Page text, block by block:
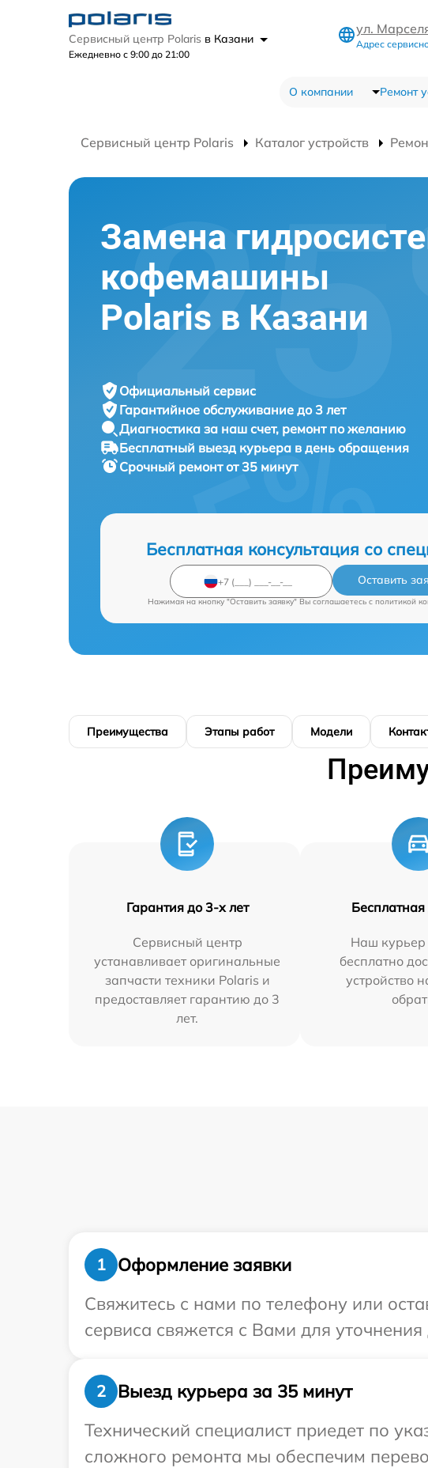
Сервисный центр Polaris в Казани
Ежедневно с 9:00 до 21:00
ул.
Адрес
О компании Ремонт
Сервисный центр Polaris Каталог устройств
Замена
кофемашины
Polaris в Казани
Официальный сервис
Гарантийное обслуживание до 3 лет
Диагностика за наш счет, ремонт по желанию
Бесплатный выезд курьера в день обращения
Срочный ремонтот 35 минут
Бесплатная консультация со
Оставить
Нажимая на кнопку "Оставить заявку" Вы соглашаетесь c политикой
Преимущества Этапы работ Модели
Гарантия до 3-х лет
Сервисный центр
устанавливает оригинальные
запчасти техники Polaris и
предоставляет гарантию до 3
лет.
Бесплатная
Наш курьер
бесплатно
устройство
1
Оформление заявки
Свяжитесь с нами по телефону или
сервиса свяжется с Вами для
2
Выезд курьера за 35 минут
Технический специалист приедет по
сложного ремонта мы обеспечим